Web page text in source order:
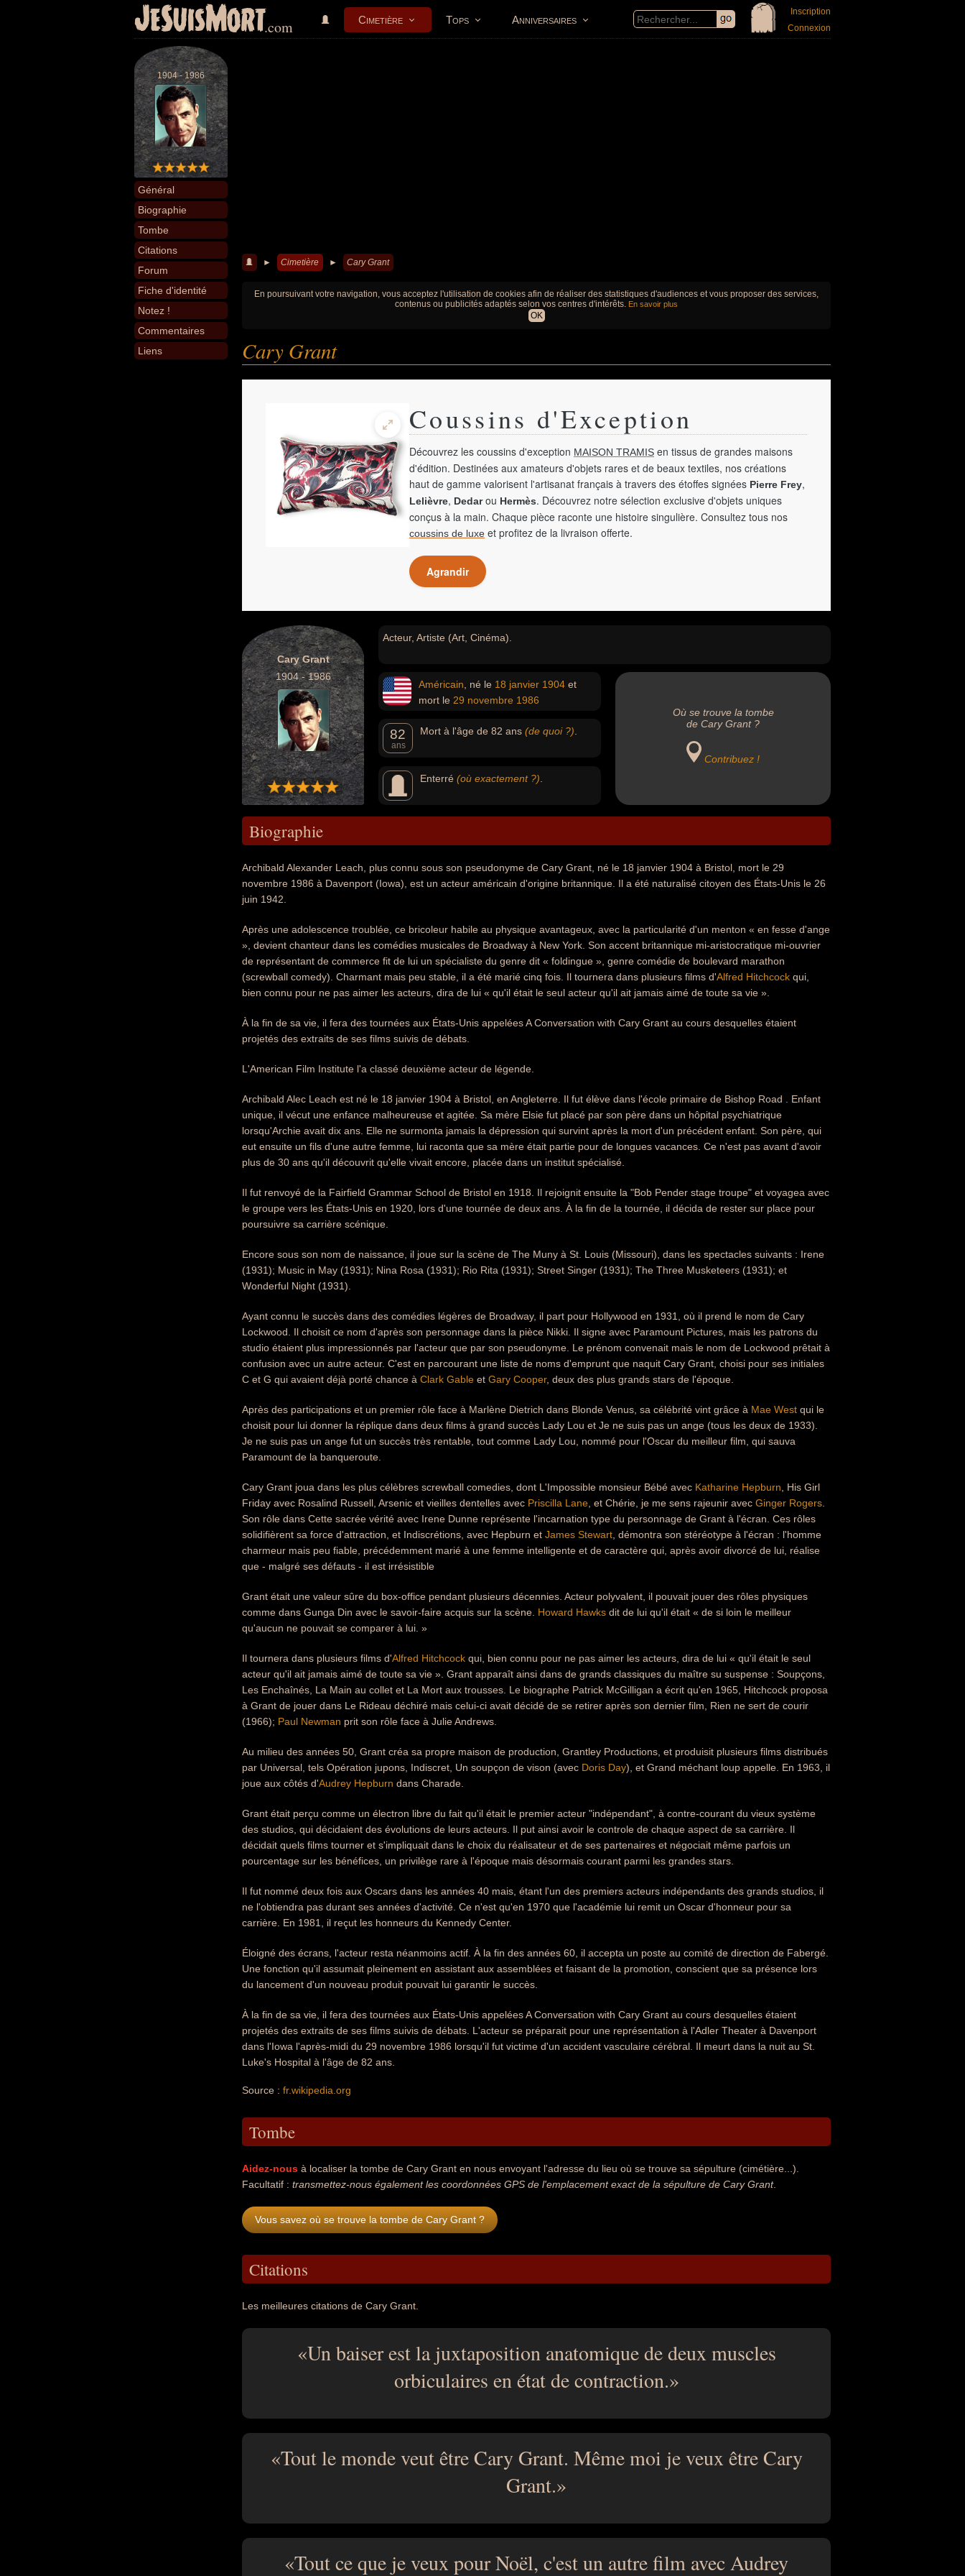
JeSuisMort.com Cimetière Tops Anniversaires
Inscription
Connexion
1904 - 1986
Général
Biographie
Tombe
Citations
Forum
Fiche d'identité
Notez !
Commentaires
Liens
► Cimetière ► Cary Grant
En poursuivant votre navigation, vous acceptez l'utilisation de cookies afin de réaliser des statistiques d'audiences et vous proposer des services,
contenus ou publicités adaptés selon vos centres d'intérêts. En savoir plus
OK
Cary Grant
Coussins d'Exception
Découvrez les coussins d'exception MAISON TRAMIS en tissus de grandes maisons
d'édition. Destinées aux amateurs d'objets rares et de beaux textiles, nos créations
haut de gamme valorisent l'artisanat français à travers des étoffes signées Pierre Frey,
Lelièvre, Dedarou Hermès. Découvrez notre sélection exclusive d'objets uniques
conçus à la main. Chaque pièce raconte une histoire singulière. Consultez tous nos
coussins de luxe et profitez de la livraison offerte.
Agrandir
Cary Grant
1904 - 1986
Acteur, Artiste (Art, Cinéma).
Américain , né le 18 janvier 1904 et
mort le 29 novembre 1986
82
ans
Mort à l'âge de 82 ans (de quoi ?)
Enterré (où exactement ?)
Où se trouve la tombe
de Cary Grant ?
Contribuez !
Biographie
Archibald Alexander Leach, plus connu sous son pseudonyme de Cary Grant, né le 18 janvier 1904 à Bristol, mort le 29
novembre 1986 à Davenport (Iowa), est un acteur américain d'origine britannique. Il a été naturalisé citoyen des États-Unis le 26
juin 1942.
Après une adolescence troublée, ce bricoleur habile au physique avantageux, avec la particularité d'un menton « en fesse d'ange
», devient chanteur dans les comédies musicales de Broadway à New York. Son accent britannique mi-aristocratique mi-ouvrier
de représentant de commerce fit de lui un spécialiste du genre dit « foldingue », genre comédie de boulevard marathon
(screwball comedy). Charmant mais peu stable, il a été marié cinq fois. Il tournera dans plusieurs films d'Alfred Hitchcock qui,
bien connu pour ne pas aimer les acteurs, dira de lui « qu'il était le seul acteur qu'il ait jamais aimé de toute sa vie ».
À la fin de sa vie, il fera des tournées aux États-Unis appelées A Conversation with Cary Grant au cours desquelles étaient
projetés des extraits de ses films suivis de débats.
L'American Film Institute l'a classé deuxième acteur de légende.
Archibald Alec Leach est né le 18 janvier 1904 à Bristol, en Angleterre. Il fut élève dans l'école primaire de Bishop Road . Enfant
unique, il vécut une enfance malheureuse et agitée. Sa mère Elsie fut placé par son père dans un hôpital psychiatrique
lorsqu'Archie avait dix ans. Elle ne surmonta jamais la dépression qui survint après la mort d'un précédent enfant. Son père, qui
eut ensuite un fils d'une autre femme, lui raconta que sa mère était partie pour de longues vacances. Ce n'est pas avant d'avoir
plus de 30 ans qu'il découvrit qu'elle vivait encore, placée dans un institut spécialisé.
Il fut renvoyé de la Fairfield Grammar School de Bristol en 1918. Il rejoignit ensuite la "Bob Pender stage troupe" et voyagea avec
le groupe vers les États-Unis en 1920, lors d'une tournée de deux ans. À la fin de la tournée, il décida de rester sur place pour
poursuivre sa carrière scénique.
Encore sous son nom de naissance, il joue sur la scène de The Muny à St. Louis (Missouri), dans les spectacles suivants : Irene
(1931); Music in May (1931); Nina Rosa (1931); Rio Rita (1931); Street Singer (1931); The Three Musketeers (1931); et
Wonderful Night (1931).
Ayant connu le succès dans des comédies légères de Broadway, il part pour Hollywood en 1931, où il prend le nom de Cary
Lockwood. Il choisit ce nom d'après son personnage dans la pièce Nikki. Il signe avec Paramount Pictures, mais les patrons du
studio étaient plus impressionnés par l'acteur que par son pseudonyme. Le prénom convenait mais le nom de Lockwood prêtait à
confusion avec un autre acteur. C'est en parcourant une liste de noms d'emprunt que naquit Cary Grant, choisi pour ses initiales
C et G qui avaient déjà porté chance à Clark Gable et Gary Cooper, deux des plus grands stars de l'époque.
Après des participations et un premier rôle face à Marlène Dietrich dans Blonde Venus, sa célébrité vint grâce à Mae West qui le
choisit pour lui donner la réplique dans deux films à grand succès Lady Lou et Je ne suis pas un ange (tous les deux de 1933).
Je ne suis pas un ange fut un succès très rentable, tout comme Lady Lou, nommé pour l'Oscar du meilleur film, qui sauva
Paramount de la banqueroute.
Cary Grant joua dans les plus célèbres screwball comedies, dont L'Impossible monsieur Bébé avec Katharine Hepburn , His Girl
Friday avec Rosalind Russell, Arsenic et vieilles dentelles avec Priscilla Lane , et Chérie, je me sens rajeunir avec Ginger Rogers
Son rôle dans Cette sacrée vérité avec Irene Dunne représente l'incarnation type du personnage de Grant à l'écran. Ces rôles
solidifièrent sa force d'attraction, et Indiscrétions, avec Hepburn et James Stewart , démontra son stéréotype à l'écran : l'homme
charmeur mais peu fiable, précédemment marié à une femme intelligente et de caractère qui, après avoir divorcé de lui, réalise
que - malgré ses défauts - il est irrésistible
Grant était une valeur sûre du box-office pendant plusieurs décennies. Acteur polyvalent, il pouvait jouer des rôles physiques
comme dans Gunga Din avec le savoir-faire acquis sur la scène. Howard Hawks dit de lui qu'il était « de si loin le meilleur
qu'aucun ne pouvait se comparer à lui. »
Il tournera dans plusieurs films d'Alfred Hitchcock qui, bien connu pour ne pas aimer les acteurs, dira de lui « qu'il était le seul
acteur qu'il ait jamais aimé de toute sa vie ». Grant apparaît ainsi dans de grands classiques du maître su suspense : Soupçons,
Les Enchaînés, La Main au collet et La Mort aux trousses. Le biographe Patrick McGilligan a écrit qu'en 1965, Hitchcock proposa
à Grant de jouer dans Le Rideau déchiré mais celui-ci avait décidé de se retirer après son dernier film, Rien ne sert de courir
(1966); Paul Newman prit son rôle face à Julie Andrews.
Au milieu des années 50, Grant créa sa propre maison de production, Grantley Productions, et produisit plusieurs films distribués
par Universal, tels Opération jupons, Indiscret, Un soupçon de vison (avec Doris Day), et Grand méchant loup appelle. En 1963, il
joue aux côtés d'Audrey Hepburn dans Charade.
Grant était perçu comme un électron libre du fait qu'il était le premier acteur "indépendant", à contre-courant du vieux système
des studios, qui décidaient des évolutions de leurs acteurs. Il put ainsi avoir le controle de chaque aspect de sa carrière. Il
décidait quels films tourner et s'impliquait dans le choix du réalisateur et de ses partenaires et négociait même parfois un
pourcentage sur les bénéfices, un privilège rare à l'époque mais désormais courant parmi les grandes stars.
Il fut nommé deux fois aux Oscars dans les années 40 mais, étant l'un des premiers acteurs indépendants des grands studios, il
ne l'obtiendra pas durant ses années d'activité. Ce n'est qu'en 1970 que l'académie lui remit un Oscar d'honneur pour sa
carrière. En 1981, il reçut les honneurs du Kennedy Center.
Éloigné des écrans, l'acteur resta néanmoins actif. À la fin des années 60, il accepta un poste au comité de direction de Fabergé.
Une fonction qu'il assumait pleinement en assistant aux assemblées et faisant de la promotion, conscient que sa présence lors
du lancement d'un nouveau produit pouvait lui garantir le succès.
À la fin de sa vie, il fera des tournées aux États-Unis appelées A Conversation with Cary Grant au cours desquelles étaient
projetés des extraits de ses films suivis de débats. L'acteur se préparait pour une représentation à l'Adler Theater à Davenport
dans l'Iowa l'après-midi du 29 novembre 1986 lorsqu'il fut victime d'un accident vasculaire cérébral. Il meurt dans la nuit au St.
Luke's Hospital à l'âge de 82 ans.
Source : fr.wikipedia.org
Tombe
Aidez-nous à localiser la tombe de Cary Grant en nous envoyant l'adresse du lieu où se trouve sa sépulture (cimétière...).
Facultatif : transmettez-nous également les coordonnées GPS de l'emplacement exact de la sépulture de Cary Grant.
Vous savez où se trouve la tombe de Cary Grant ?
Citations
Les meilleures citations de Cary Grant.
Un baiser est la juxtaposition anatomique de deux muscles
orbiculaires en état de contraction.
Tout le monde veut être Cary Grant. Même moi je veux être Cary
Grant.
Tout ce que je veux pour Noël, c'est un autre film avec Audrey